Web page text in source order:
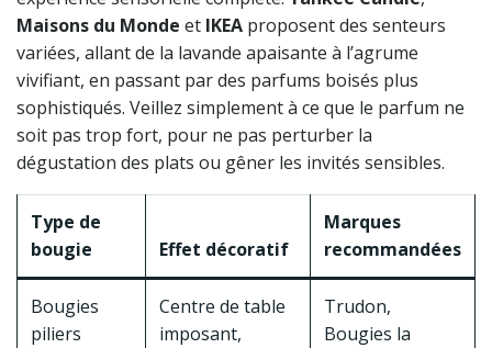
Maisons du Monde et IKEA proposent des senteurs
variées, allant de la lavande apaisante à l’agrume
vivifiant, en passant par des parfums boisés plus
sophistiqués. Veillez simplement à ce que le parfum ne
soit pas trop fort, pour ne pas perturber la
dégustation des plats ou gêner les invités sensibles.
Type de
bougie
Effet décoratif
Marques
recommandées
Bougies
piliers
Centre de table
imposant,
Trudon,
Bougies la